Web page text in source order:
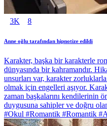
3K 8
Anne oğlu tarafından hipnotize edildi
Karakter, başka bir karakterle
dünyasında bir kahramandır.
unsurları var, karakter
olmak için engelleri aşıyor.
zaman başkalarını kendilerinin
duygusuna sahipler ve doğru
#Okul #Romantik #Romantik